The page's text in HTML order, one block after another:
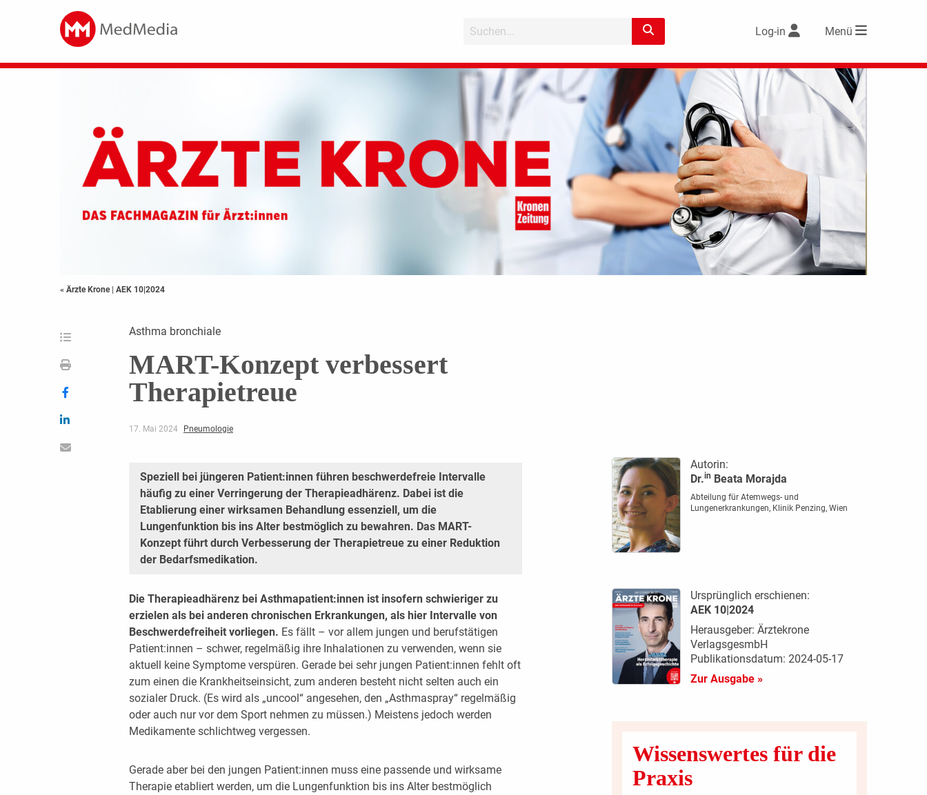
Log-in Menü
« Ärzte Krone | AEK 10|2024
Asthma bronchiale
MART-Konzept verbessert
Therapietreue
17. Mai 2024 Pneumologie
Speziell bei jüngeren Patient:innen führen beschwerdefreie Intervalle
häufig zu einer Verringerung der Therapieadhärenz. Dabei ist die
Etablierung einer wirksamen Behandlung essenziell, um die
Lungenfunktion bis ins Alter bestmöglich zu bewahren. Das MART-
Konzept führt durch Verbesserung der Therapietreue zu einer Reduktion
der Bedarfsmedikation.
Die Therapieadhärenz bei Asthmapatient:innen ist insofern schwieriger zu
erzielen als bei anderen chronischen Erkrankungen, als hier Intervalle von
Beschwerdefreiheit vorliegen. Es fällt – vor allem jungen und berufstätigen
Patient:innen – schwer, regelmäßig ihre Inhalationen zu verwenden, wenn sie
aktuell keine Symptome verspüren. Gerade bei sehr jungen Patient:innen fehlt oft
zum einen die Krankheitseinsicht, zum anderen besteht nicht selten auch ein
sozialer Druck. (Es wird als „uncool“ angesehen, den „Asthmaspray“ regelmäßig
oder auch nur vor dem Sport nehmen zu müssen.) Meistens jedoch werden
Medikamente schlichtweg vergessen.
Gerade aber bei den jungen Patient:innen muss eine passende und wirksame
Therapie etabliert werden, um die Lungenfunktion bis ins Alter bestmöglich
Autorin:
Dr.in Beata Morajda
Abteilung für Atemwegs- und
Lungenerkrankungen, Klinik Penzing, Wien
Ursprünglich erschienen:
AEK 10|2024
Herausgeber: Ärztekrone
VerlagsgesmbH
Publikationsdatum: 2024-05-17
Zur Ausgabe »
Wissenswertes für die
Praxis